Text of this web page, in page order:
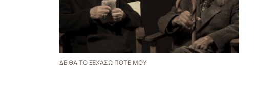
ΔΕ ΘΑ ΤΟ ΞΕΧΆΣΩ ΠΟΤΈ ΜΟΥ